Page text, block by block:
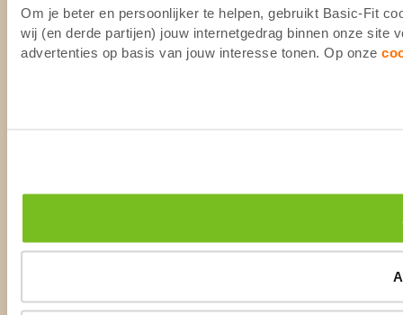
Om je beter en persoonlijker te helpen, gebruikt Basic-Fit
wij (en derde partijen) jouw internetgedrag binnen onze site
advertenties op basis van jouw interesse tonen. Op onze